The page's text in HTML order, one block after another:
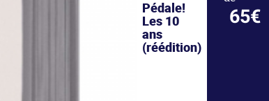
Pédale!
Les 10
ans
(réédition)
65€